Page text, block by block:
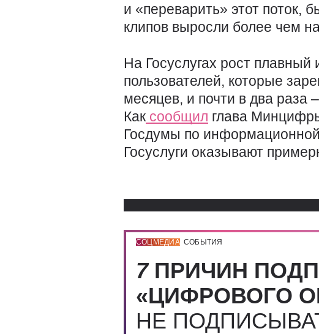
и «переварить» этот поток,
клипов выросли более чем
На Госуслугах рост плавный
пользователей, которые
месяцев, и почти в два раза
Как сообщил глава
Госдумы по
Госуслуги оказывают
СОЦМЕДИА СОБЫТИЯ
7 ПРИЧИН
«ЦИФРОВОГО
НЕ